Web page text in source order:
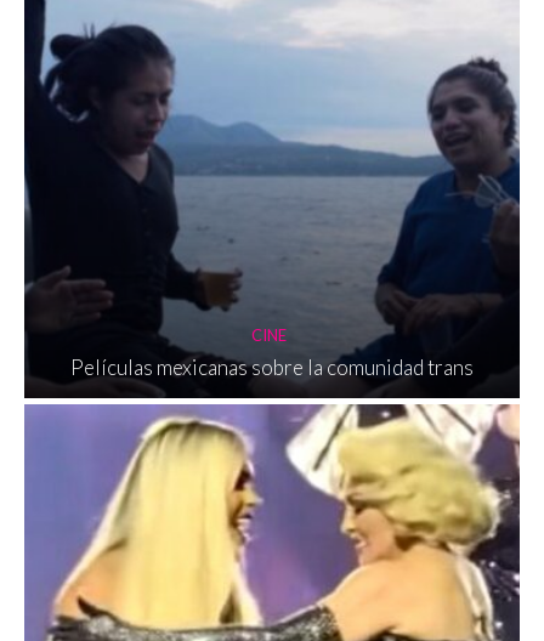
CINE
Películas mexicanas sobre la comunidad trans